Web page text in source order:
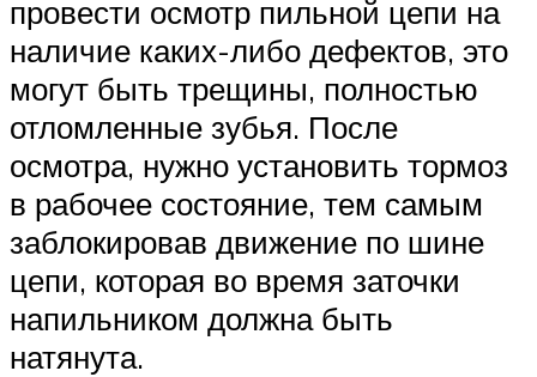
провести осмотр пильной цепи на
наличие каких-либо дефектов, это
могут быть трещины, полностью
отломленные зубья. После
осмотра, нужно установить тормоз
в рабочее состояние, тем самым
заблокировав движение по шине
цепи, которая во время заточки
напильником должна быть
натянута.